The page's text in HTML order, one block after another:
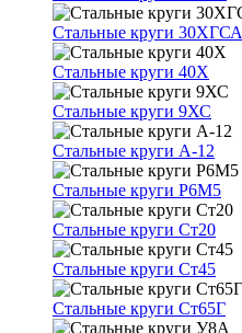
Стальные круги 30ХГСА
Стальные круги 40Х
Стальные круги 9ХС
Стальные круги А-12
Стальные круги Р6М5
Стальные круги Ст20
Стальные круги Ст45
Стальные круги Ст65Г